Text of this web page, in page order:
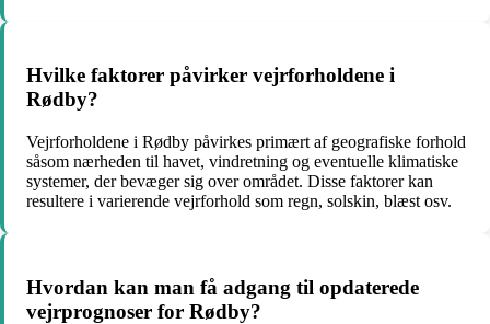
Hvilke faktorer påvirker vejrforholdene i
Rødby?
Vejrforholdene i Rødby påvirkes primært af geografiske forhold
såsom nærheden til havet, vindretning og eventuelle klimatiske
systemer, der bevæger sig over området. Disse faktorer kan
resultere i varierende vejrforhold som regn, solskin, blæst osv.
Hvordan kan man få adgang til opdaterede
vejrprognoser for Rødby?